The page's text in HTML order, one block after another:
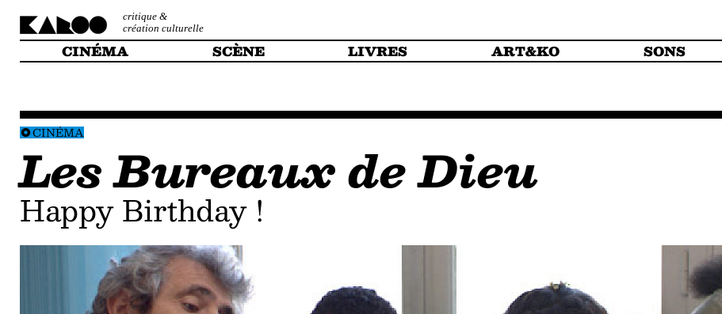
critique &
création culturelle
CINÉMA SCÈNE LIVRES ART&KO SONS
CINÉMA
Les Bureaux de Dieu
Happy Birthday !